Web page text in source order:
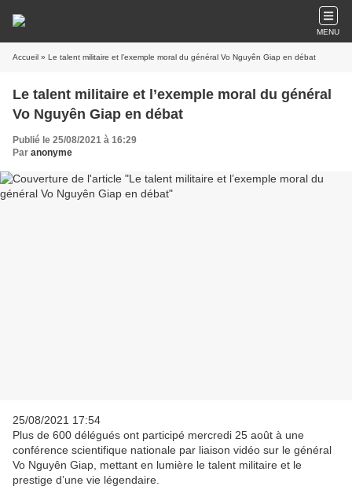
MENU
Accueil » Le talent militaire et l’exemple moral du général Vo Nguyên Giap en débat
Le talent militaire et l’exemple moral du général
Vo Nguyên Giap en débat
Publié le 25/08/2021 à 16:29
Par anonyme
25/08/2021 17:54
Plus de 600 délégués ont participé mercredi 25 août à une
conférence scientifique nationale par liaison vidéo sur le général
Vo Nguyên Giap, mettant en lumière le talent militaire et le
prestige d’une vie légendaire.